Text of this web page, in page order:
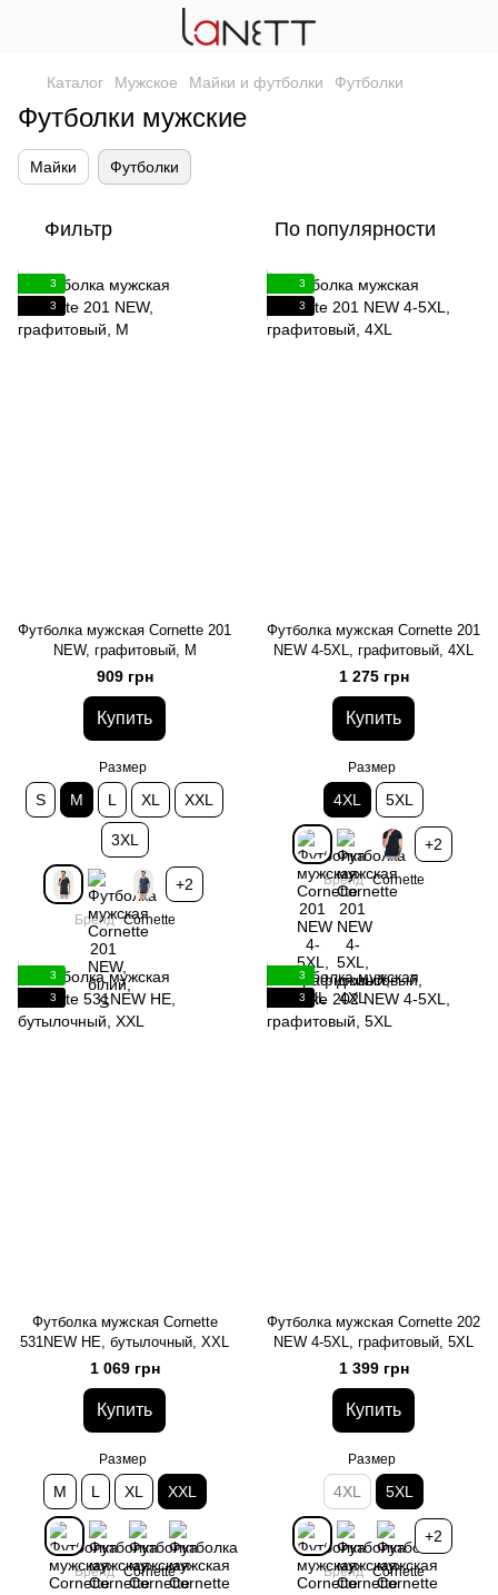
Каталог Мужское Майки и футболки Футболки
Футболки мужские
Майки Футболки
Фильтр По популярности
3
3
Футболка мужская Cornette 201
NEW, графитовый, M
909 грн
Купить
Размер
S M L XL XXL
3XL
+2
Бренд Cornette
3
3
Футболка мужская Cornette 201
NEW 4-5XL, графитовый, 4XL
1 275 грн
Купить
Размер
4XL 5XL
+2
Бренд Cornette
3
3
Футболка мужская Cornette
531NEW HE, бутылочный, XXL
1 069 грн
Купить
Размер
M L XL XXL
Бренд Cornette
3
3
Футболка мужская Cornette 202
NEW 4-5XL, графитовый, 5XL
1 399 грн
Купить
Размер
4XL 5XL
+2
Бренд Cornette